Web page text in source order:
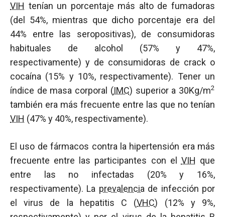
VIH tenían un porcentaje más alto de fumadoras
(del 54%, mientras que dicho porcentaje era del
44% entre las seropositivas), de consumidoras
habituales de alcohol (57% y 47%,
respectivamente) y de consumidoras de crack o
cocaína (15% y 10%, respectivamente). Tener un
índice de masa corporal (IMC) superior a 30Kg/m2
también era más frecuente entre las que no tenían
VIH (47% y 40%, respectivamente).
El uso de fármacos contra la hipertensión era más
frecuente entre las participantes con el VIH que
entre las no infectadas (20% y 16%,
respectivamente). La prevalencia de infección por
el virus de la hepatitis C (VHC) (12% y 9%,